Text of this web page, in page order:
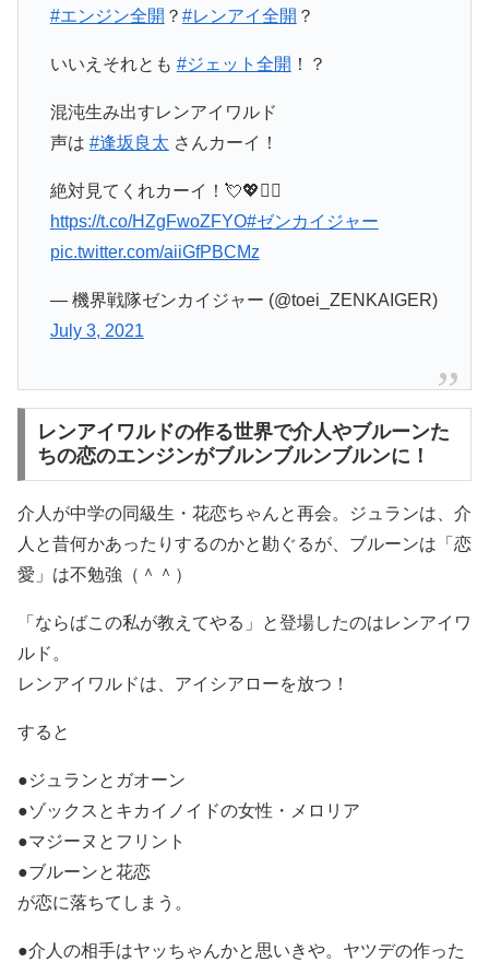
#エンジン全開 ？ #レンアイ全開 ？
いいえそれとも #ジェット全開 ！？
混沌生み出すレンアイワルド
声は #逢坂良太 さんカーイ！
絶対見てくれカーイ！💘💖❤️‍🔥
https://t.co/HZgFwoZFYO#ゼンカイジャー
pic.twitter.com/aiiGfPBCMz
— 機界戦隊ゼンカイジャー (@toei_ZENKAIGER)
July 3, 2021
レンアイワルドの作る世界で介人やブルーンた
ちの恋のエンジンがブルンブルンブルンに！
介人が中学の同級生・花恋ちゃんと再会。ジュランは、介
人と昔何かあったりするのかと勘ぐるが、ブルーンは「恋
愛」は不勉強（＾＾）
「ならばこの私が教えてやる」と登場したのはレンアイワ
ルド。
レンアイワルドは、アイシアローを放つ！
すると
●ジュランとガオーン
●ゾックスとキカイノイドの女性・メロリア
●マジーヌとフリント
●ブルーンと花恋
が恋に落ちてしまう。
●介人の相手はヤッちゃんかと思いきや。ヤツデの作った